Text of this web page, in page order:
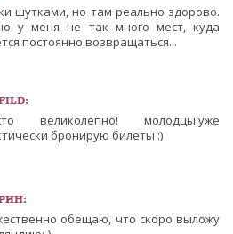
шутками, но там реально здорово.
у меня не так много мест, куда
постоянно возвращаться...
великолепно! молодцы!уже
бронирую билеты :)
обещаю, что скоро выложу